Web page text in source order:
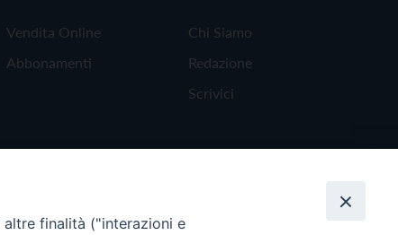
Vendita Online
Abbonamenti
Chi Siamo
Redazione
Scrivici
finalità ("interazioni e